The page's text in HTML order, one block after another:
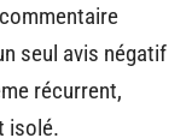
seul avis négatif
récurrent,
isolé.